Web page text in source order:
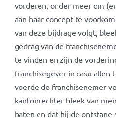
vorderen, onder meer om
aan haar concept te
van deze bijdrage volgt,
gedrag van de
te vinden en zijn de
franchisegever in casu allen
voerde de franchisenemer
kantonrechter bleek van
baten en dat hij de ontstane